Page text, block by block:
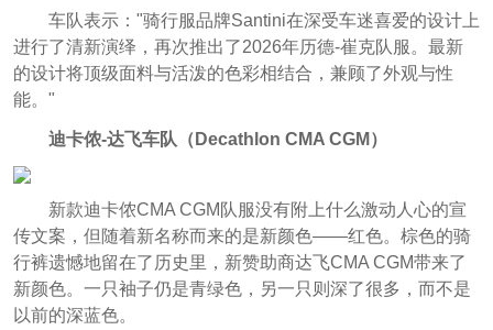
车队表示："骑行服品牌Santini在深受车迷喜爱的设计上
进行了清新演绎，再次推出了2026年历德-崔克队服。最新
的设计将顶级面料与活泼的色彩相结合，兼顾了外观与性
能。"
迪卡侬-达飞车队（ Decathlon CMA CGM）
新款迪卡侬CMA CGM队服没有附上什么激动人心的宣
传文案，但随着新名称而来的是新颜色——红色。棕色的骑
行裤遗憾地留在了历史里，新赞助商达飞CMA CGM带来了
新颜色。一只袖子仍是青绿色，另一只则深了很多，而不是
以前的深蓝色。